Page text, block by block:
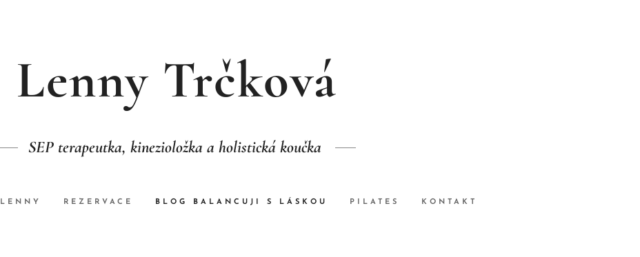
Lenny Trčková
SEP terapeutka, kinezioložka a holistická koučka
LENNY REZERVACE BLOG BALANCUJI S LÁSKOU PILATES KONTAKT